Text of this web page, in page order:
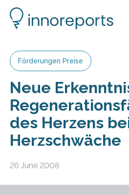
Förderungen Preise
Neue
des Herzens
Herzschwäche
26 June 2008